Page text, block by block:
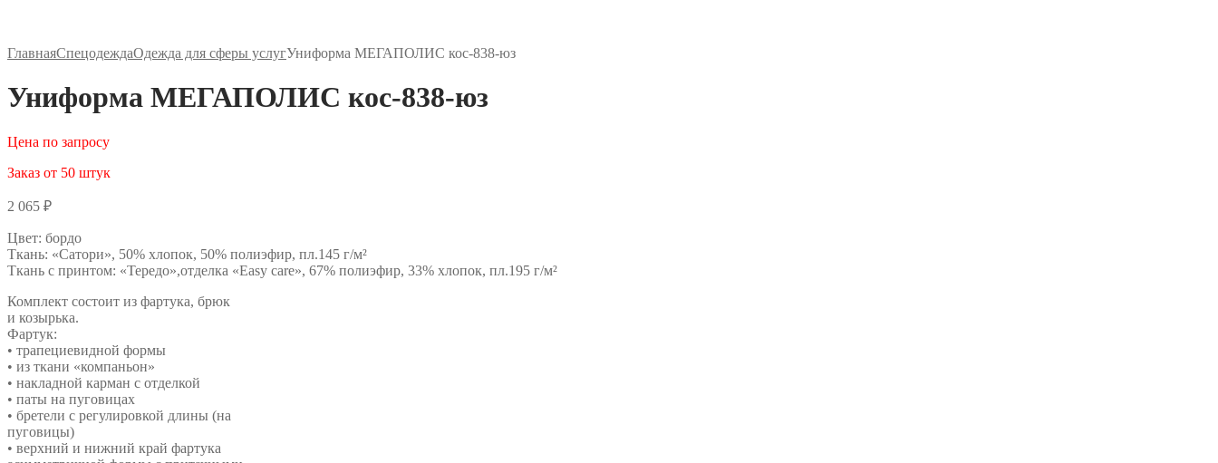
ГлавнаяСпецодеждаОдежда для сферы услугУниформа МЕГАПОЛИС кос-838-юз
Униформа МЕГАПОЛИС кос-838-юз
Цена по запросу
Заказ от 50 штук
2 065 ₽
Цвет: бордо
Ткань: «Сатори», 50% хлопок, 50% полиэфир, пл.145 г/м²
Ткань с принтом: «Тередо»,отделка «Easy care», 67% полиэфир, 33% хлопок, пл.195 г/м²
Комплект состоит из фартука, брюк
и козырька.
Фартук:
• трапециевидной формы
• из ткани «компаньон»
• накладной карман с отделкой
• паты на пуговицах
• бретели с регулировкой длины (на
пуговицы)
• верхний и нижний край фартука